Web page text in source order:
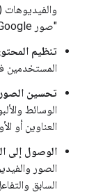
والفيديوهات
"صور Google" الخاصة بالمستخدمين.
تنظيم
المستخدمين
تحسين الصور
الوسائط
العناوين أو
الوصول إلى
الصور
السابق